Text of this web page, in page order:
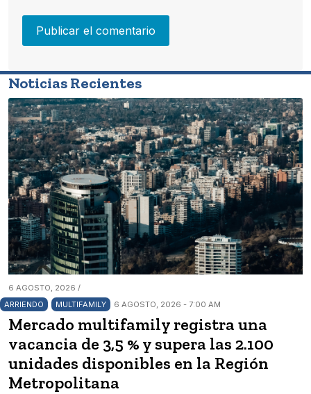
Noticias Recientes
6 AGOSTO, 2026 /
ARRIENDO
MULTIFAMILY 6 AGOSTO, 2026 - 7:00 AM
Mercado multifamily registra una
vacancia de 3,5 % y supera las 2.100
unidades disponibles en la Región
Metropolitana